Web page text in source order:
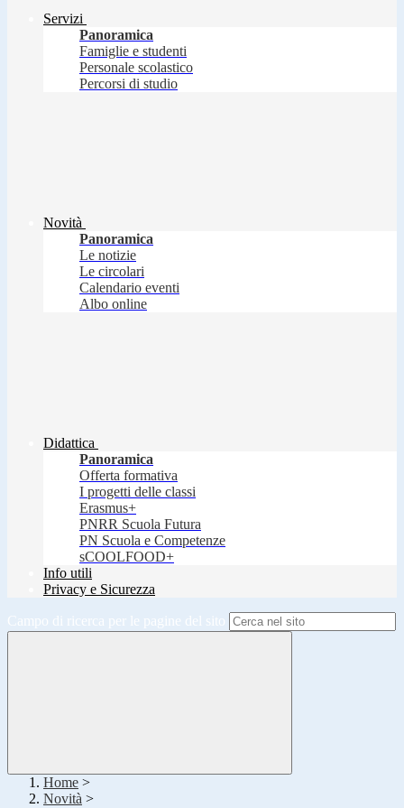
Servizi
Panoramica
Famiglie e studenti
Personale scolastico
Percorsi di studio
Novità
Panoramica
Le notizie
Le circolari
Calendario eventi
Albo online
Didattica
Panoramica
Offerta formativa
I progetti delle classi
Erasmus+
PNRR Scuola Futura
PN Scuola e Competenze
sCOOLFOOD+
Info utili
Privacy e Sicurezza
Campo di ricerca per le pagine del sito
Home >
Novità >